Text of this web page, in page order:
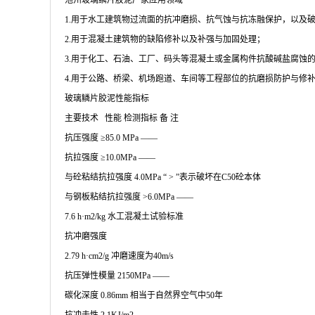
1.用于水工建筑物过流面的抗冲磨损、抗气蚀与抗冻融保护，以及破
2.用于混凝土建筑物的缺陷修补以及补强与加固处理；
3.用于化工、石油、工厂、码头等混凝土或金属构件抗酸碱盐腐蚀的
4.用于公路、桥梁、机场跑道、车间等工程部位的抗磨损防护与修补
玻璃鳞片胶泥性能指标
主要技术 性能 检测指标 备 注
抗压强度 ≥85.0 MPa ——
抗拉强度 ≥10.0MPa ——
与砼粘结抗拉强度 4.0MPa “ > ”表示破坏在C50砼本体
与钢板粘结抗拉强度 >6.0MPa ——
7.6 h·m2/kg 水工混凝土试验标准
抗冲磨强度
2.79 h·cm2/g 冲磨速度为40m/s
抗压弹性模量 2150MPa ——
碳化深度 0.86mm 相当于自然界空气中50年